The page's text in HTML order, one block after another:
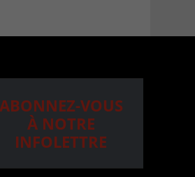
ABONNEZ-VOUS
À NOTRE
INFOLETTRE